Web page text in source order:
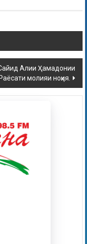
Алии Ҳамадонии
молияи ноҳия.